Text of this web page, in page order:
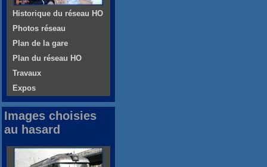
Historique du réseau HO
Photos réseau
Plan de la gare
Plan du réseau HO
Travaux
Expos
Images choisies
au hasard